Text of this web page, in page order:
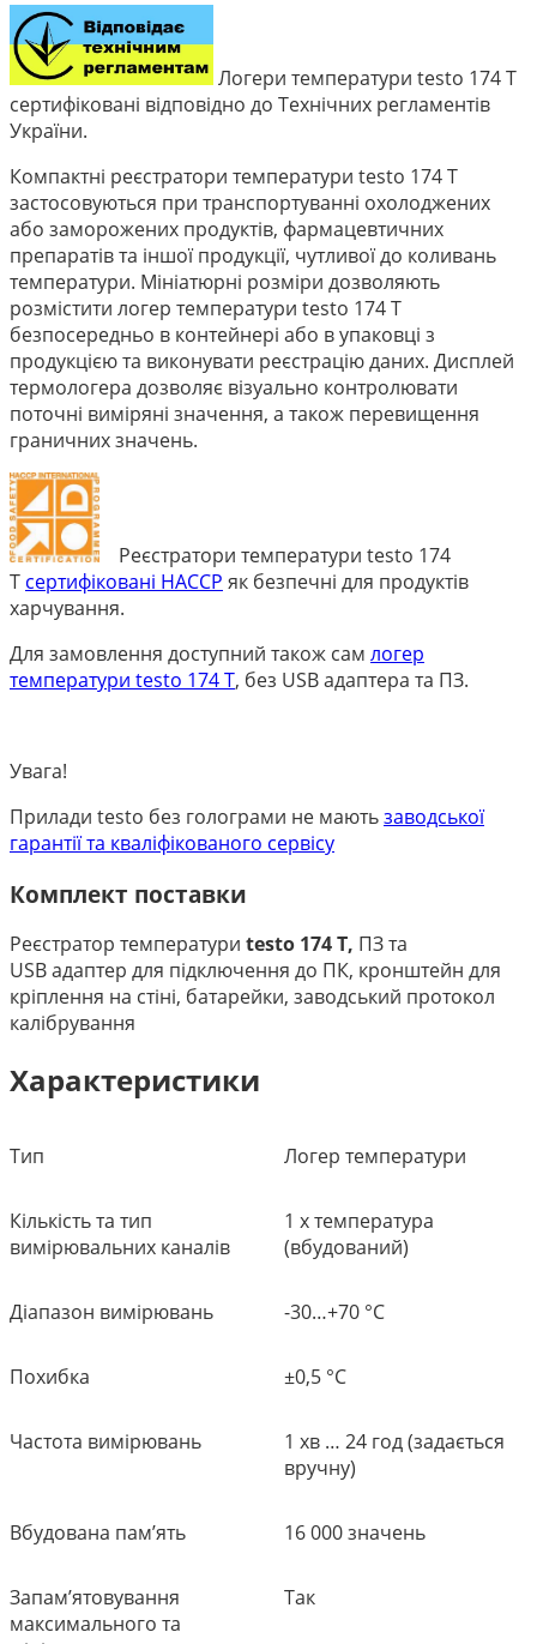
Логери температури testo 174 T
сертифіковані відповідно до Технічних регламентів
України.
Компактні реєстратори температури testo 174 Т
застосовуються при транспортуванні охолоджених
або заморожених продуктів, фармацевтичних
препаратів та іншої продукції, чутливої до коливань
температури. Мініатюрні розміри дозволяють
розмістити логер температури testo 174 Т
безпосередньо в контейнері або в упаковці з
продукцією та виконувати реєстрацію даних. Дисплей
термологера дозволяє візуально контролювати
поточні виміряні значення, а також перевищення
граничних значень.
Реєстратори температури testo 174
Т сертифіковані HACCP як безпечні для продуктів
харчування.
Для замовлення доступний також сам логер
температури testo 174 T, без USB адаптера та ПЗ.
Увага!
Прилади testo без голограми не маютьзаводської
гарантії та кваліфікованого сервісу
Комплект поставки
Реєстратор температури testo 174 Т, ПЗ та
USB адаптер для підключення до ПК, кронштейн для
кріплення на стіні, батарейки, заводський протокол
калібрування
Характеристики
Тип Логер температури
Кількість та тип
вимірювальних каналів
1 х температура
(вбудований)
Діапазон вимірювань -30…+70 °C
Похибка ±0,5 °C
Частота вимірювань
1 хв … 24 год (задається
вручну)
Вбудована пам’ять 16 000 значень
Запам’ятовування
максимального та
Так